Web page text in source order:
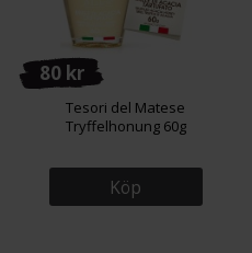
80 kr
Tesori del Matese
Tryffelhonung 60g
Köp